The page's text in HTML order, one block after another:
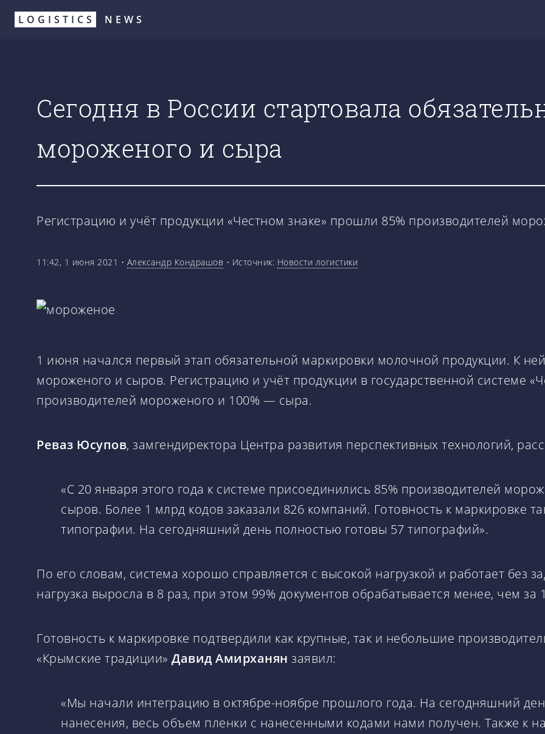
Перейти
LOGISTICS NEWS
Сегодня в России стартовала
мороженого и сыра
Регистрацию и учёт продукции «Честном знаке» прошли 85% производителей
11:42, 1 июня 2021 • Александр Кондрашов • Источник: Новости логистики
1 июня начался первый этап обязательной маркировки молочной продукции. К
мороженого и сыров. Регистрацию и учёт продукции в государственной системе
производителей мороженого и 100% — сыра.
Реваз Юсупов, замгендиректора Центра развития перспективных технологий,
«С 20 января этого года к системе присоединились 85% производителей
сыров. Более 1 млрд кодов заказали 826 компаний. Готовность к маркировке
типографии. На сегодняшний день полностью готовы 57 типографий».
По его словам, система хорошо справляется с высокой нагрузкой и работает без
нагрузка выросла в 8 раз, при этом 99% документов обрабатывается менее, чем за
Готовность к маркировке подтвердили как крупные, так и небольшие
«Крымские традиции» Давид Амирханян заявил:
«Мы начали интеграцию в октябре-ноябре прошлого года. На сегодняшний
нанесения, весь объем пленки с нанесенными кодами нами получен. Также к